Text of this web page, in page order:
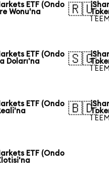
ETF (Ondo
Wonu'na
🇷🇺
1
ETF (Ondo
Doları'na
🇸🇬
1
ETF (Ondo 🇧🇩
1
ETF (Ondo